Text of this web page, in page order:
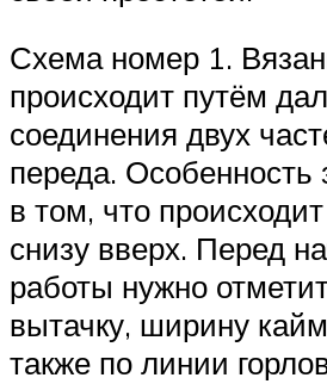
Схема номер 1.
происходит путём
соединения двух
переда. Особенность
в том, что
снизу вверх. Перед
работы нужно
вытачку, ширину
также по линии